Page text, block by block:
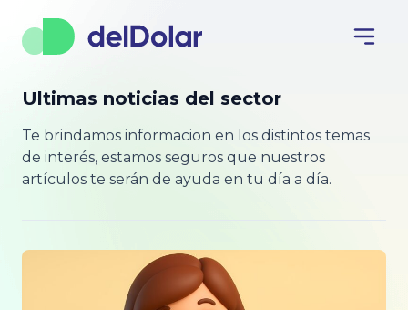
Ultimas noticias del sector
Te brindamos informacion en los distintos temas
de interés, estamos seguros que nuestros
artículos te serán de ayuda en tu día a día.